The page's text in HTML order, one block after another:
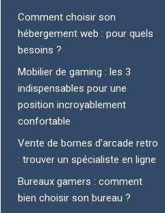
Comment choisir son
hébergement web : pour quels
besoins ?
Mobilier de gaming : les 3
indispensables pour une
position incroyablement
confortable
Vente de bornes d’arcade retro
: trouver un spécialiste en ligne
Bureaux gamers : comment
bien choisir son bureau ?